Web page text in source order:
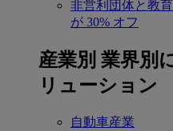
非営利団体と教
が 30% オフ
産業別 業界別
リューション
自動車産業